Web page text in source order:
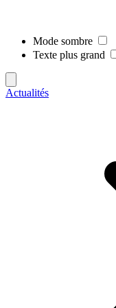
Mode sombre
Texte plus grand
Actualités